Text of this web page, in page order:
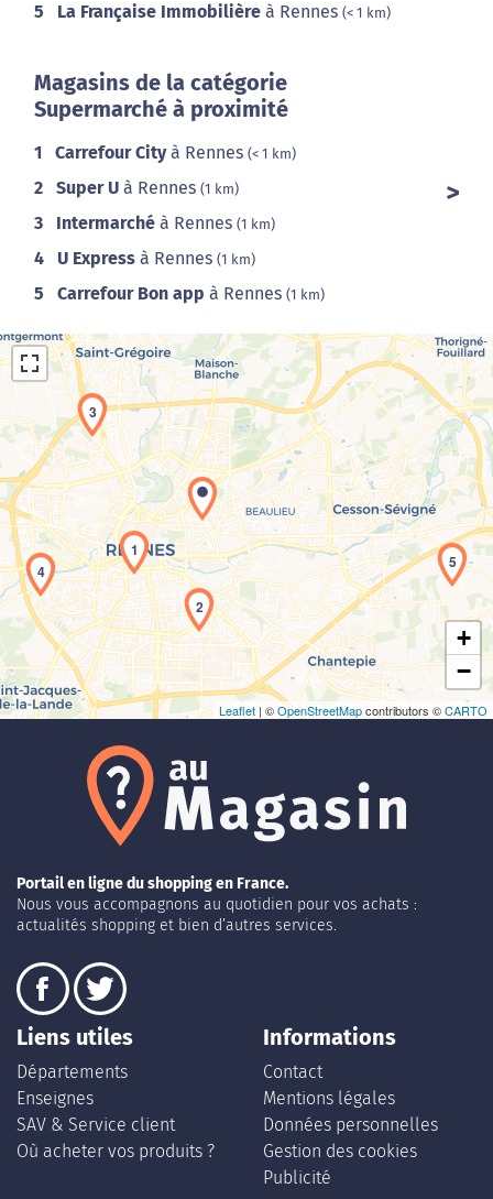
5 La Française Immobilière à Rennes (< 1 km)
Magasins de la catégorie
Supermarché à proximité
1 Carrefour Cityà Rennes (< 1 km)
2 Super U à Rennes (1 km)
3 Intermarché à Rennes (1 km)
4 U Express à Rennes (1 km)
5 Carrefour Bon app à Rennes (1 km)
Chargement de la carte en cours...
1
2
3
4 5
+
−
Leaflet | ©OpenStreetMapcontributors ©CARTO
Portail en ligne du shopping en France.
Nous vous accompagnons au quotidien pour vos achats :
actualités shopping et bien d’autres services.
Liens utiles
Départements
Enseignes
SAV & Service client
Où acheter vos produits ?
Informations
Contact
Mentions légales
Données personnelles
Gestion des cookies
Publicité